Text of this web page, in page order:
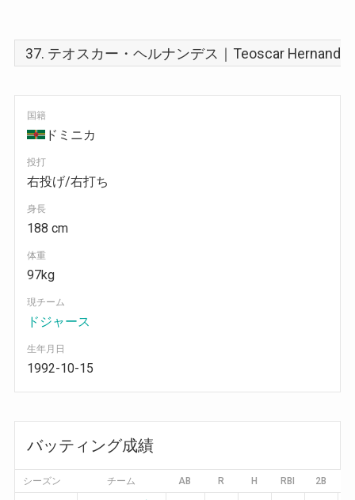
国籍
ドミニカ
投打
右投げ/右打ち
身長
188 cm
体重
97kg
現チーム
ドジャース
生年月日
1992-10-15
バッティング成績
シーズン チーム AB R H RBI 2B